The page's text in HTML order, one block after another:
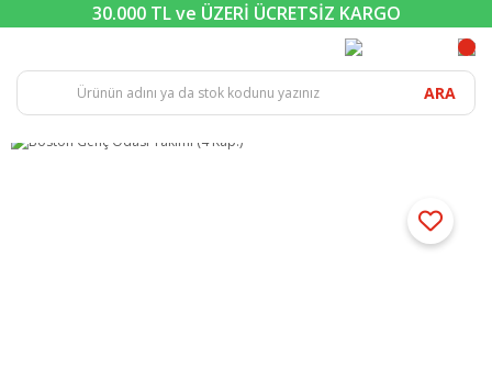
30.000 TL ve ÜZERİ ÜCRETSİZ KARGO
ARA